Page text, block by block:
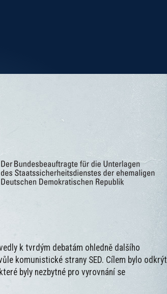
k tvrdým debatám ohledně dalšího
komunistické strany SED. Cílem bylo odkrýt
byly nezbytné pro vyrovnání se